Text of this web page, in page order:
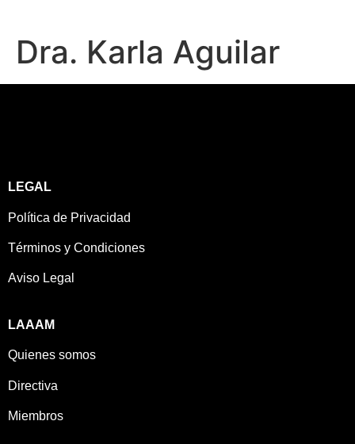
Dra. Karla Aguilar
LEGAL
Política de Privacidad
Términos y Condiciones
Aviso Legal
LAAAM
Quienes somos
Directiva
Miembros